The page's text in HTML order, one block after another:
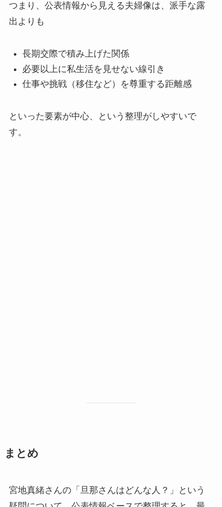
つまり、公表情報から見える夫婦像は、派手な露
出よりも
長期交際で積み上げた関係
必要以上に私生活を見せない線引き
仕事や挑戦（移住など）を尊重する距離感
といった要素が中心、という整理がしやすいで
す。
まとめ
宮地真緒さんの「旦那さんはどんな人？」という